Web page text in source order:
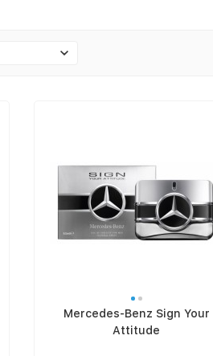
Mercedes-Benz Sign Your
Attitude